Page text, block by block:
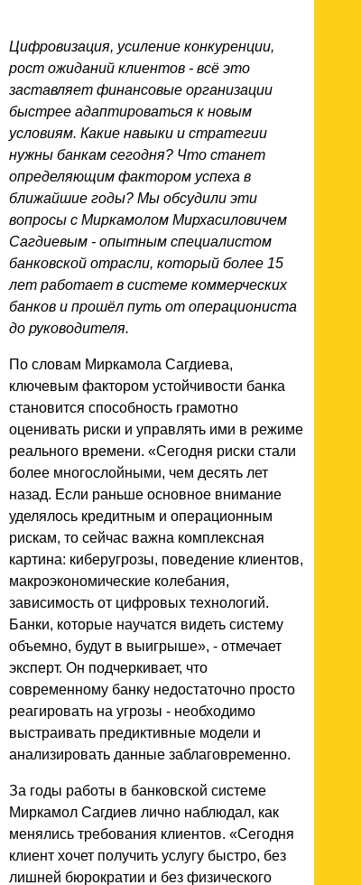
Цифровизация, усиление конкуренции,
рост ожиданий клиентов - всё это
заставляет финансовые организации
быстрее адаптироваться к новым
условиям. Какие навыки и стратегии
нужны банкам сегодня? Что станет
определяющим фактором успеха в
ближайшие годы? Мы обсудили эти
вопросы с Миркамолом Мирхасиловичем
Сагдиевым - опытным специалистом
банковской отрасли, который более 15
лет работает в системе коммерческих
банков и прошёл путь от операциониста
до руководителя.
По словам Миркамола Сагдиева,
ключевым фактором устойчивости банка
становится способность грамотно
оценивать риски и управлять ими в режиме
реального времени. «Сегодня риски стали
более многослойными, чем десять лет
назад. Если раньше основное внимание
уделялось кредитным и операционным
рискам, то сейчас важна комплексная
картина: киберугрозы, поведение клиентов,
макроэкономические колебания,
зависимость от цифровых технологий.
Банки, которые научатся видеть систему
объемно, будут в выигрыше», - отмечает
эксперт. Он подчеркивает, что
современному банку недостаточно просто
реагировать на угрозы - необходимо
выстраивать предиктивные модели и
анализировать данные заблаговременно.
За годы работы в банковской системе
Миркамол Сагдиев лично наблюдал, как
менялись требования клиентов. «Сегодня
клиент хочет получить услугу быстро, без
лишней бюрократии и без физического